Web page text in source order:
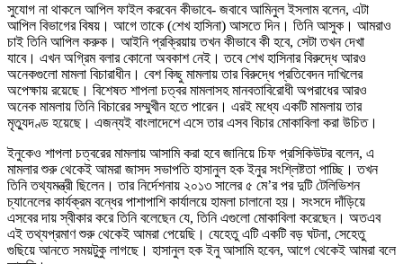
সুযোগ না থাকলে আপিল ফাইল করবেন কীভাবে- জবাবে আমিনুল ইসলাম বলেন, এটা
আপিল বিভাগের বিষয়। আগে তাকে (শেখ হাসিনা) আসতে দিন। তিনি আসুক। আমরাও
চাই তিনি আপিল করুক। আইনি প্রক্রিয়ায় তখন কীভাবে কী হবে, সেটা তখন দেখা
যাবে। এখন অগ্রিম বলার কোনো অবকাশ নেই। তবে শেখ হাসিনার বিরুদ্ধে আরও
অনেকগুলো মামলা বিচারাধীন। বেশ কিছু মামলায় তার বিরুদ্ধে প্রতিবেদন দাখিলের
অপেক্ষায় রয়েছে। বিশেষত শাপলা চত্বর মামলাসহ মানবতাবিরোধী অপরাধের আরও
অনেক মামলায় তিনি বিচারের সম্মুখীন হতে পারেন। এরই মধ্যে একটি মামলায় তার
মৃত্যুদণ্ড হয়েছে। এজন্যই বাংলাদেশে এসে তার এসব বিচার মোকাবিলা করা উচিত।
ইনুকেও শাপলা চত্বরের মামলায় আসামি করা হবে জানিয়ে চিফ প্রসিকিউটর বলেন, এ
মামলার শুরু থেকেই আমরা জাসদ সভাপতি হাসানুল হক ইনুর সংশ্লিষ্টতা পাচ্ছি। তখন
তিনি তথ্যমন্ত্রী ছিলেন। তার নির্দেশনায় ২০১৩ সালের ৫ মে’র পর দুটি টেলিভিশন
চ্যানেলের কার্যক্রম বন্ধের পাশাপাশি কার্যালয়ে হামলা চালানো হয়। সংসদে দাঁড়িয়ে
এসবের দায় স্বীকার করে তিনি বলেছেন যে, তিনি এগুলো মোকাবিলা করেছেন। অতএব
এই তথ্যপ্রমাণ শুরু থেকেই আমরা পেয়েছি। যেহেতু এটি একটি বড় ঘটনা, সেহেতু
গুছিয়ে আনতে সময়টুকু লাগছে। হাসানুল হক ইনু আসামি হবেন, আগে থেকেই আমরা বলে